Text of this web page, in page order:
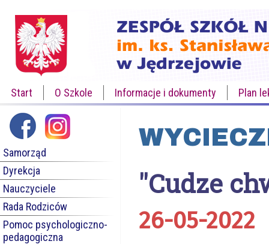
Start O Szkole Informacje i dokumenty Plan
Samorząd
Dyrekcja
Nauczyciele
Rada Rodziców
Pomoc psychologiczno-
pedagogiczna
"Cudze
26-05-2022